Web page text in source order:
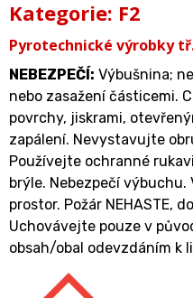
Kategorie: F2
Pyrotechnické výrobky tř.
NEBEZPEČÍ: Výbušnina;
nebo zasažení částicemi.
povrchy, jiskrami,
zapálení. Nevystavujte
Používejte ochranné
brýle. Nebezpečí
prostor. Požár NEHASTE,
Uchovávejte pouze v
obsah/obal odevzdáním k